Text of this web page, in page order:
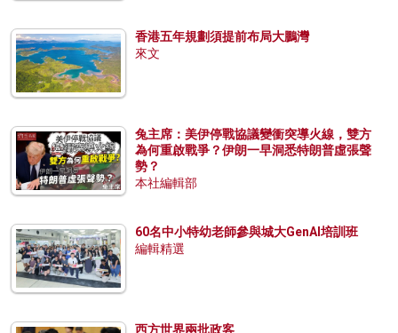
香港五年規劃須提前布局大鵬灣
來文
兔主席：美伊停戰協議變衝突導火線，雙方
為何重啟戰爭？伊朗一早洞悉特朗普虛張聲
勢？
本社編輯部
60名中小特幼老師參與城大GenAI培訓班
編輯精選
西方世界兩批政客